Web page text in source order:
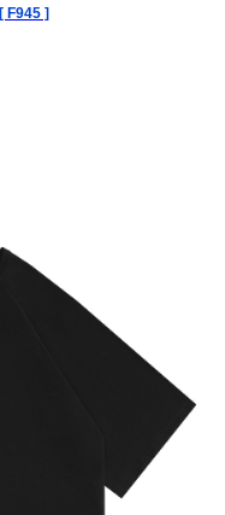
[ F945 ]